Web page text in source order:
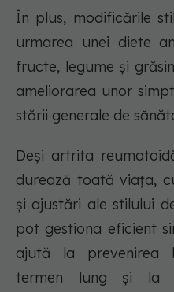
În plus, modificările
urmarea unei diete
fructe, legume și
ameliorarea unor
stării generale de
Deși artrita
durează toată viața,
și ajustări ale stilului
pot gestiona eficient
ajută la prevenirea
termen lung și la